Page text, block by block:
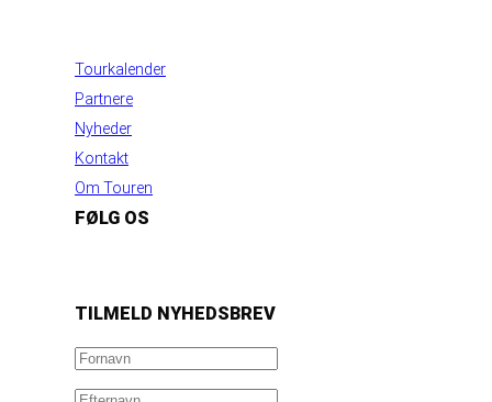
Tourkalender
Partnere
Nyheder
Kontakt
Om Touren
FØLG OS
TILMELD NYHEDSBREV